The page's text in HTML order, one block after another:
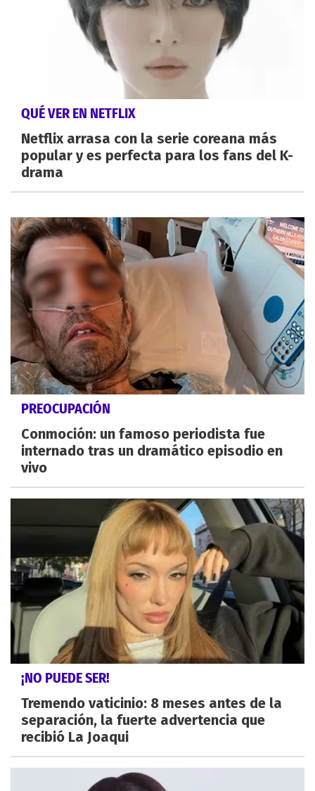
QUÉ VER EN NETFLIX
Netflix arrasa con la serie coreana más
popular y es perfecta para los fans del K-
drama
PREOCUPACIÓN
Conmoción: un famoso periodista fue
internado tras un dramático episodio en
vivo
¡NO PUEDE SER!
Tremendo vaticinio: 8 meses antes de la
separación, la fuerte advertencia que
recibió La Joaqui